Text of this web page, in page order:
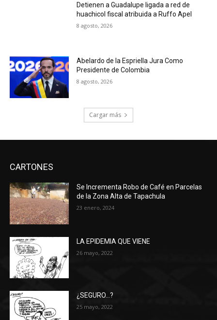
Detienen a Guadalupe ligada a red de
huachicol fiscal atribuida a Ruffo Apel
8 agosto, 2026
Abelardo de la Espriella Jura Como
Presidente de Colombia
8 agosto, 2026
Cargar más
CARTONES
Se Incrementa Robo de Café en Parcelas
de la Zona Alta de Tapachula
23 enero, 2024
LA EPIDEMIA QUE VIENE
26 mayo, 2022
¿SEGURO…?
25 mayo, 2022